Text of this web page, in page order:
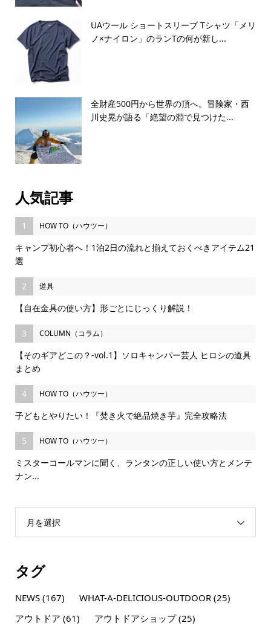
UAウール ショートスリーブ Tシャツ「メリ
ノ×ナイロン」のランTの何が新し...
全財産500円から世界の頂へ。冒険家・西
川史晃が語る「絶望の淵で見つけた...
人気記事
1 HOW TO（ハウツー）
キャンプ初心者へ！1泊2日の流れと揃えておくべきアイテム21
選
2 道具
【自在金具の使い方】形ごとにじっくり解説！
3 COLUMN（コラム）
【そのギアどこの？-vol.1】ソロキャンパー芸人 ヒロシの道具
まとめ
4 HOW TO（ハウツー）
子どもとやりたい！『焚き火で絶品焼き芋』完全攻略法
5 HOW TO（ハウツー）
ミスターコールマンに聞く、ランタンの正しい使い方とメンテ
ナン...
月を選択
タグ
NEWS(167) WHAT-A-DELICIOUS-OUTDOOR(25)
アウトドア (61) アウトドアショップ(25)